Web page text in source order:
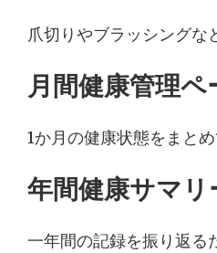
爪切りやブラッシングな
月間健康管理ペ
1か月の健康状態をまとめ
年間健康サマリ
一年間の記録を振り返る